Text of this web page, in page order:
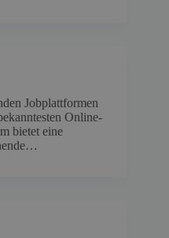
Jobplattformen
Online-
bietet eine